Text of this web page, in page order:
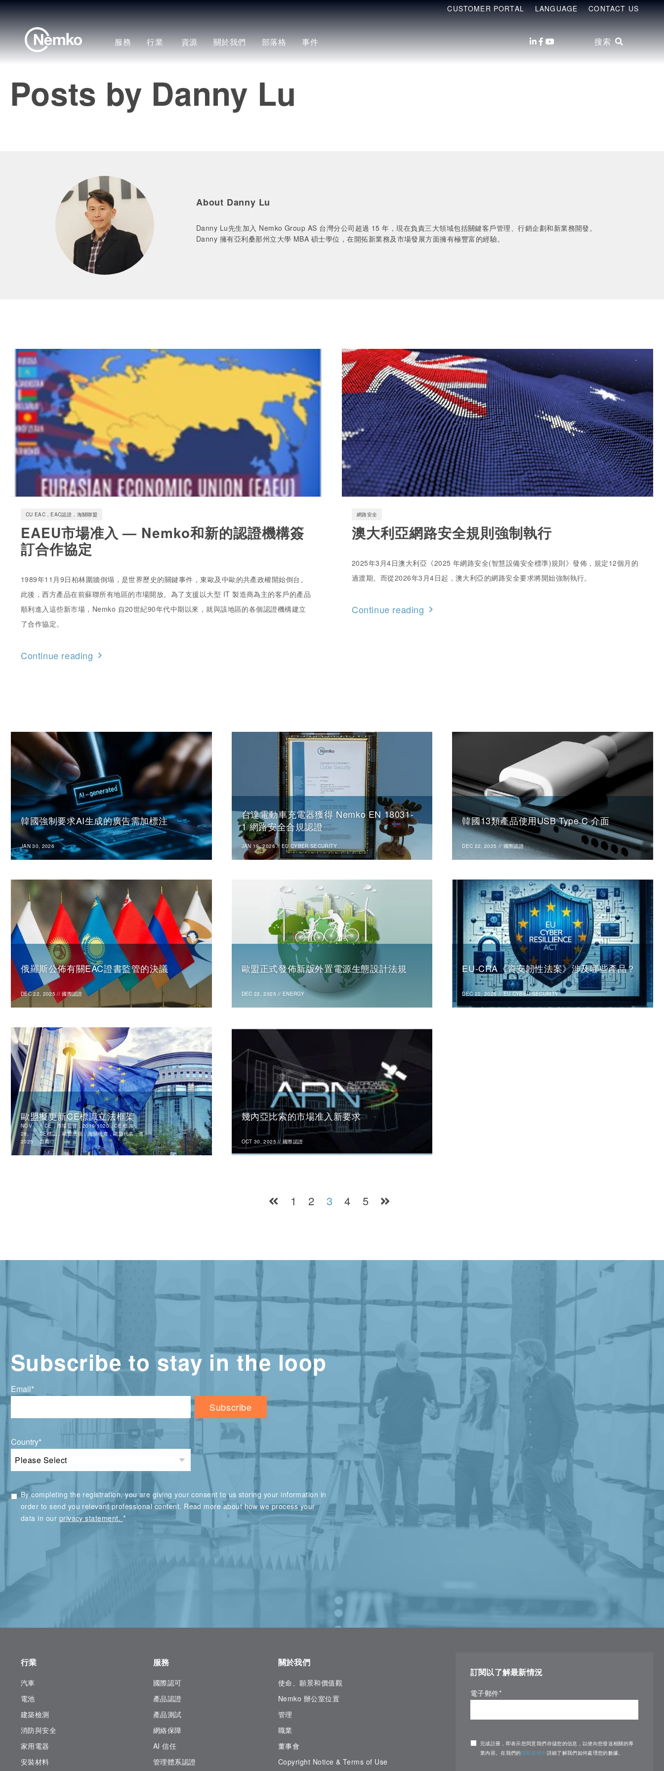
CUSTOMER PORTAL LANGUAGE CONTACT US
服務 行業 資源 關於我們 部落格 事件 搜索
Posts by Danny Lu
About Danny Lu
Danny Lu先生加入 Nemko Group AS 台灣分公司超過 15 年，現在負責三大領域包括關鍵客戶管理、行銷企劃和新業務開發。
Danny 擁有亞利桑那州立大學 MBA 碩士學位，在開拓新業務及市場發展方面擁有極豐富的經驗。
CU EAC，EAC認證，海關聯盟
EAEU市場准入 — Nemko和新的認證機構簽
訂合作協定
1989年11月9日柏林圍牆倒塌，是世界歷史的關鍵事件，東歐及中歐的共產政權開始倒台。
此後，西方產品在前蘇聯所有地區的市場開放。為了支援以大型 IT 製造商為主的客戶的產品
順利進入這些新市場，Nemko 自20世紀90年代中期以來，就與該地區的各個認證機構建立
了合作協定。
Continue reading
網路安全
澳大利亞網路安全規則強制執行
2025年3月4日澳大利亞《2025 年網路安全(智慧設備安全標準)規則》發佈，規定12個月的
過渡期。而從2026年3月4日起，澳大利亞的網路安全要求將開始強制執行。
Continue reading
韓國強制要求AI生成的廣告需加標注
JAN 30, 2026
台達電動車充電器獲得 Nemko EN 18031-
1 網路安全合規認證
JAN 19, 2026 // EU CYBER SECURITY
韓國13類產品使用USB Type C 介面
DEC 22, 2025 // 國際認證
俄羅斯公佈有關EAC證書監管的決議
DEC 22, 2025 //國際認證
歐盟正式發佈新版外置電源生態設計法規
DEC 22, 2025 // ENERGY
EU-CRA《資安韌性法案》涉及哪些產品？
DEC 22, 2025 // EU CYBER SECURITY
歐盟擬更新CE標識立法框架
NOV
28,
2025
//CE，市場監督，2019/1020，CE 標識，
CE標誌，歐盟法規，海關檢查，歐盟代表，進
口商
幾內亞比索的市場准入新要求
OCT 30, 2025 //國際認證
1 2 3 4 5
Subscribe to stay in the loop
Email*
Country*
By completing the registration, you are giving your consent to us storing your information in
order to send you relevant professional content. Read more about how we process your
data in our privacy statement. *
行業
汽車
電池
建築檢測
消防與安全
家用電器
安裝材料
服務
國際認可
產品認證
產品測試
網絡保障
AI 信任
管理體系認證
關於我們
使命、願景和價值觀
Nemko 辦公室位置
管理
職業
董事會
Copyright Notice & Terms of Use
訂閱以了解最新情況
電子郵件*
完成註冊，即表示您同意我們存儲您的信息，以便向您發送相關的專
業內容。在我們的隱私聲明中詳細了解我們如何處理您的數據。